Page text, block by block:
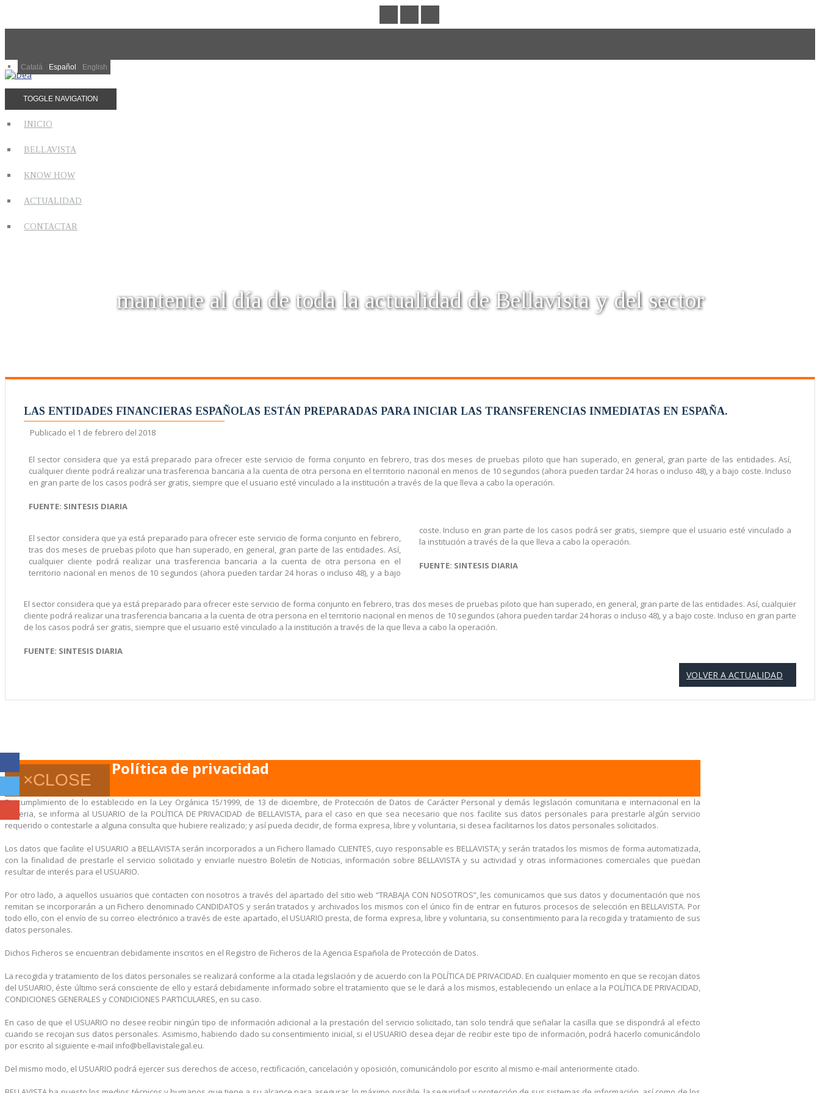
Català Español English
TOGGLE NAVIGATION
INICIO
BELLAVISTA
KNOW HOW
ACTUALIDAD
CONTACTAR
mantente al día de toda la actualidad de Bellavista y del sector
LAS ENTIDADES FINANCIERAS ESPAÑOLAS ESTÁN PREPARADAS PARA INICIAR LAS TRANSFERENCIAS INMEDIATAS EN ESPAÑA.
Publicado el 1 de febrero del 2018
El sector considera que ya está preparado para ofrecer este servicio de forma conjunto en febrero, tras dos meses de pruebas piloto que han superado, en general, gran parte de las entidades. Así,
cualquier cliente podrá realizar una trasferencia bancaria a la cuenta de otra persona en el territorio nacional en menos de 10 segundos (ahora pueden tardar 24 horas o incluso 48), y a bajo coste. Incluso
en gran parte de los casos podrá ser gratis, siempre que el usuario esté vinculado a la institución a través de la que lleva a cabo la operación.
FUENTE: SINTESIS DIARIA
El sector considera que ya está preparado para ofrecer este servicio de forma conjunto en febrero,
tras dos meses de pruebas piloto que han superado, en general, gran parte de las entidades. Así,
cualquier cliente podrá realizar una trasferencia bancaria a la cuenta de otra persona en el
territorio nacional en menos de 10 segundos (ahora pueden tardar 24 horas o incluso 48), y a bajo
coste. Incluso en gran parte de los casos podrá ser gratis, siempre que el usuario esté vinculado a
la institución a través de la que lleva a cabo la operación.
FUENTE: SINTESIS DIARIA
El sector considera que ya está preparado para ofrecer este servicio de forma conjunto en febrero, tras dos meses de pruebas piloto que han superado, en general, gran parte de las entidades. Así, cualquier
cliente podrá realizar una trasferencia bancaria a la cuenta de otra persona en el territorio nacional en menos de 10 segundos (ahora pueden tardar 24 horas o incluso 48), y a bajo coste. Incluso en gran parte
de los casos podrá ser gratis, siempre que el usuario esté vinculado a la institución a través de la que lleva a cabo la operación.
FUENTE: SINTESIS DIARIA
VOLVER A ACTUALIDAD
×CLOSE
Política de privacidad
En cumplimiento de lo establecido en la Ley Orgánica 15/1999, de 13 de diciembre, de Protección de Datos de Carácter Personal y demás legislación comunitaria e internacional en la
materia, se informa al USUARIO de la POLÍTICA DE PRIVACIDAD de BELLAVISTA, para el caso en que sea necesario que nos facilite sus datos personales para prestarle algún servicio
requerido o contestarle a alguna consulta que hubiere realizado; y así pueda decidir, de forma expresa, libre y voluntaria, si desea facilitarnos los datos personales solicitados.
Los datos que facilite el USUARIO a BELLAVISTA serán incorporados a un Fichero llamado CLIENTES, cuyo responsable es BELLAVISTA; y serán tratados los mismos de forma automatizada,
con la finalidad de prestarle el servicio solicitado y enviarle nuestro Boletín de Noticias, información sobre BELLAVISTA y su actividad y otras informaciones comerciales que puedan
resultar de interés para el USUARIO.
Por otro lado, a aquellos usuarios que contacten con nosotros a través del apartado del sitio web “TRABAJA CON NOSOTROS”, les comunicamos que sus datos y documentación que nos
remitan se incorporarán a un Fichero denominado CANDIDATOS y serán tratados y archivados los mismos con el único fin de entrar en futuros procesos de selección en BELLAVISTA. Por
todo ello, con el envío de su correo electrónico a través de este apartado, el USUARIO presta, de forma expresa, libre y voluntaria, su consentimiento para la recogida y tratamiento de sus
datos personales.
Dichos Ficheros se encuentran debidamente inscritos en el Registro de Ficheros de la Agencia Española de Protección de Datos.
La recogida y tratamiento de los datos personales se realizará conforme a la citada legislación y de acuerdo con la POLÍTICA DE PRIVACIDAD. En cualquier momento en que se recojan datos
del USUARIO, éste último será consciente de ello y estará debidamente informado sobre el tratamiento que se le dará a los mismos, estableciendo un enlace a la POLÍTICA DE PRIVACIDAD,
CONDICIONES GENERALES y CONDICIONES PARTICULARES, en su caso.
En caso de que el USUARIO no desee recibir ningún tipo de información adicional a la prestación del servicio solicitado, tan solo tendrá que señalar la casilla que se dispondrá al efecto
cuando se recojan sus datos personales. Asimismo, habiendo dado su consentimiento inicial, si el USUARIO desea dejar de recibir este tipo de información, podrá hacerlo comunicándolo
por escrito al siguiente e-mail info@bellavistalegal.eu.
Del mismo modo, el USUARIO podrá ejercer sus derechos de acceso, rectificación, cancelación y oposición, comunicándolo por escrito al mismo e-mail anteriormente citado.